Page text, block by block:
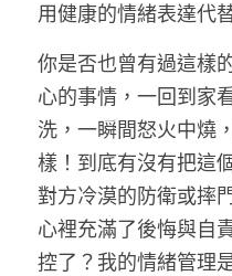
用健康的情緒表達代
你是否也曾有過這樣
心的事情，一回到家
洗，一瞬間怒火中燒
樣！到底有沒有把這
對方冷漠的防衛或摔
心裡充滿了後悔與自
控了？我的情緒管理